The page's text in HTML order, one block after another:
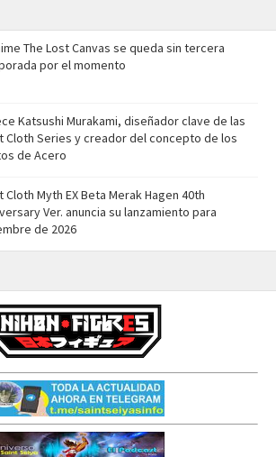
The Lost Canvas se queda sin tercera
por el momento
Katsushi Murakami, diseñador clave de las
Cloth Series y creador del concepto de los
de Acero
Cloth Myth EX Beta Merak Hagen 40th
Ver. anuncia su lanzamiento para
de 2026